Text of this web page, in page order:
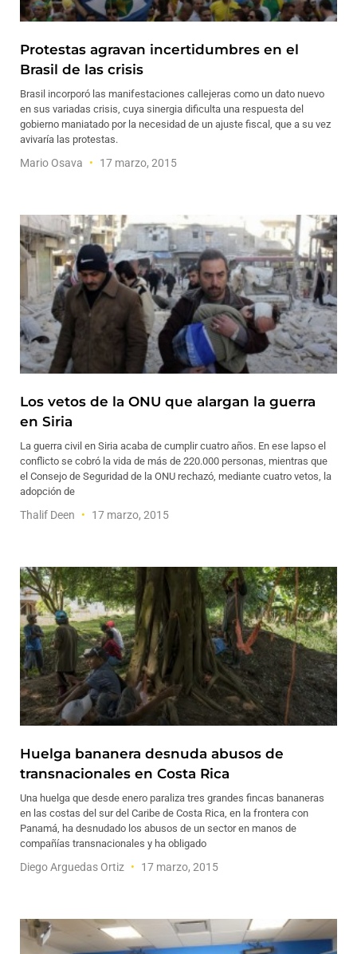
Protestas agravan incertidumbres en el
Brasil de las crisis
Brasil incorporó las manifestaciones callejeras como un dato nuevo
en sus variadas crisis, cuya sinergia dificulta una respuesta del
gobierno maniatado por la necesidad de un ajuste fiscal, que a su vez
avivaría las protestas.
Mario Osava 17 marzo, 2015
Los vetos de la ONU que alargan la guerra
en Siria
La guerra civil en Siria acaba de cumplir cuatro años. En ese lapso el
conflicto se cobró la vida de más de 220.000 personas, mientras que
el Consejo de Seguridad de la ONU rechazó, mediante cuatro vetos, la
adopción de
Thalif Deen 17 marzo, 2015
Huelga bananera desnuda abusos de
transnacionales en Costa Rica
Una huelga que desde enero paraliza tres grandes fincas bananeras
en las costas del sur del Caribe de Costa Rica, en la frontera con
Panamá, ha desnudado los abusos de un sector en manos de
compañías transnacionales y ha obligado
Diego Arguedas Ortiz 17 marzo, 2015